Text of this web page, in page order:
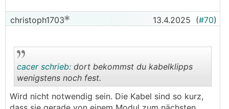
christoph1703 13.4.2025 (#70)
..
cacer schrieb: dort bekommst du kabelklipps
wenigstens noch fest.
Wird nicht notwendig sein. Die Kabel sind so kurz,